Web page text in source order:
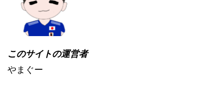
このサイトの運営者
やまぐー